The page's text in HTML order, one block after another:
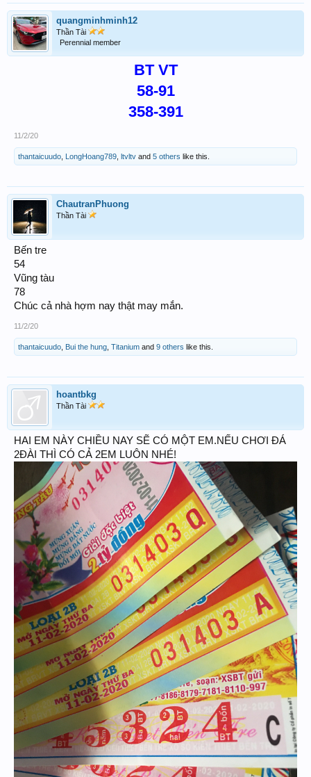
quangminhminh12
Thần Tài
Perennial member
BT VT
58-91
358-391
11/2/20
thantaicuudo LongHoang789 ltvltv and 5 others like this.
ChautranPhuong
Thần Tài
Bến tre
54
Vũng tàu
78
Chúc cả nhà hợm nay thật may mắn.
11/2/20
thantaicuudo Bui the hung Titanium and 9 others like this.
hoantbkg
Thần Tài
HAI EM NÀY CHIỀU NAY SẼ CÓ MỘT EM.NẾU CHƠI ĐÁ
2ĐÀI THÌ CÓ CẢ 2EM LUÔN NHÉ!